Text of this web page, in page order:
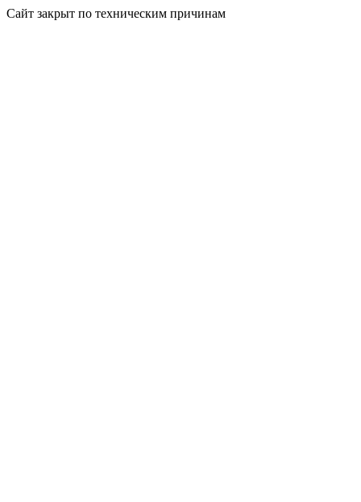
Сайт закрыт по техническим причинам